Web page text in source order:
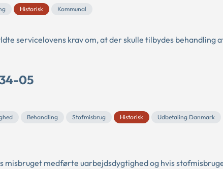
Historisk Kommunal
servicelovens krav om, at der skulle tilbydes behandling
05
Behandling Stofmisbrug Historisk
Udbetaling Danmark
misbruget medførte uarbejdsdygtighed og hvis